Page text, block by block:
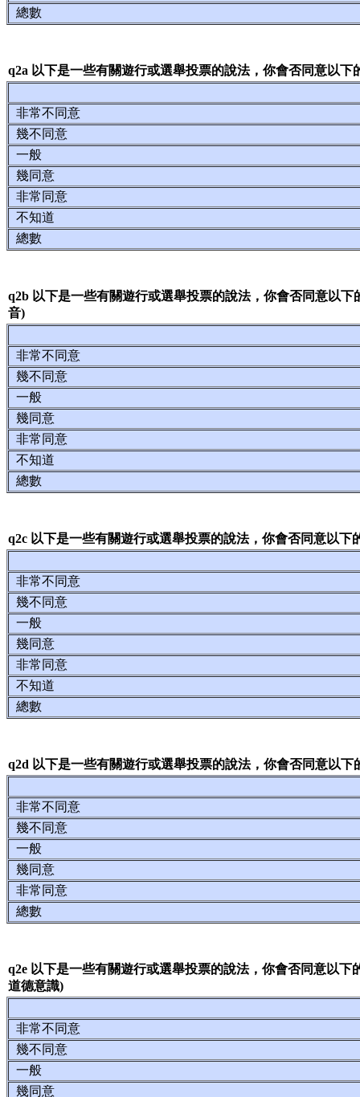
總數
q2a 以下是一些有關遊行或選舉投票的說法，你會否同意以
非常不同意
幾不同意
一般
幾同意
非常同意
不知道
總數
q2b 以下是一些有關遊行或選舉投票的說法，你會否同意以
音)
非常不同意
幾不同意
一般
幾同意
非常同意
不知道
總數
q2c 以下是一些有關遊行或選舉投票的說法，你會否同意以
非常不同意
幾不同意
一般
幾同意
非常同意
不知道
總數
q2d 以下是一些有關遊行或選舉投票的說法，你會否同意以
非常不同意
幾不同意
一般
幾同意
非常同意
總數
q2e 以下是一些有關遊行或選舉投票的說法，你會否同意以
道德意識)
非常不同意
幾不同意
一般
幾同意